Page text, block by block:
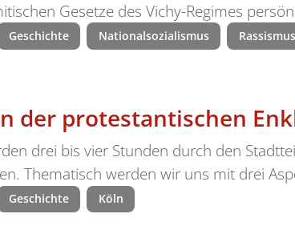
Gesetze des Vichy-Regimes
Geschichte Nationalsozialismus Rassismus
der protestantischen
drei bis vier Stunden durch den
Thematisch werden wir uns mit drei
Geschichte Köln